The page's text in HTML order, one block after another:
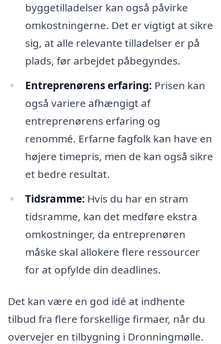
byggetilladelser kan også påvirke
omkostningerne. Det er vigtigt at sikre
sig, at alle relevante tilladelser er på
plads, før arbejdet påbegyndes.
Entreprenørens erfaring: Prisen kan
også variere afhængigt af
entreprenørens erfaring og
renommé. Erfarne fagfolk kan have en
højere timepris, men de kan også sikre
et bedre resultat.
Tidsramme: Hvis du har en stram
tidsramme, kan det medføre ekstra
omkostninger, da entreprenøren
måske skal allokere flere ressourcer
for at opfylde din deadlines.
Det kan være en god idé at indhente
tilbud fra flere forskellige firmaer, når du
overvejer en tilbygning i Dronningmølle.